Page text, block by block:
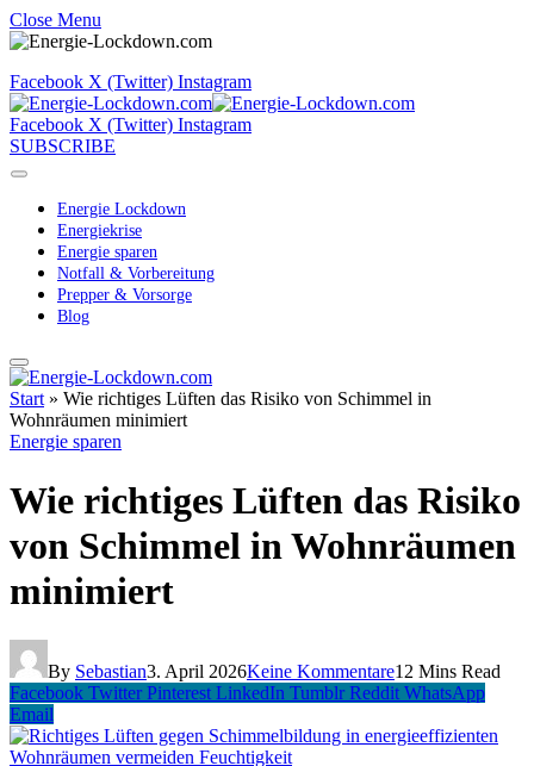
Close Menu
Facebook X (Twitter) Instagram
Facebook X (Twitter) Instagram
SUBSCRIBE
Energie Lockdown
Energiekrise
Energie sparen
Notfall & Vorbereitung
Prepper & Vorsorge
Blog
Start » Wie richtiges Lüften das Risiko von Schimmel in
Wohnräumen minimiert
Energie sparen
Wie richtiges Lüften das Risiko
von Schimmel in Wohnräumen
minimiert
By Sebastian3. April 2026Keine Kommentare12 Mins Read
Facebook Twitter Pinterest LinkedIn Tumblr Reddit WhatsApp
Email